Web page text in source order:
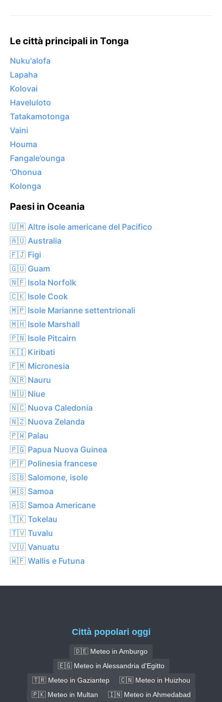
Le città principali in Tonga
Nuku'alofa
Lapaha
Kolovai
Haveluloto
Tatakamotonga
Vaini
Houma
Fangale’ounga
‘Ohonua
Kolonga
Paesi in Oceania
🇺🇲 Altre isole americane del Pacifico
🇦🇺 Australia
🇫🇯 Figi
🇬🇺 Guam
🇳🇫 Isola Norfolk
🇨🇰 Isole Cook
🇲🇵 Isole Marianne settentrionali
🇲🇭 Isole Marshall
🇵🇳 Isole Pitcairn
🇰🇮 Kiribati
🇫🇲 Micronesia
🇳🇷 Nauru
🇳🇺 Niue
🇳🇨 Nuova Caledonia
🇳🇿 Nuova Zelanda
🇵🇼 Palau
🇵🇬 Papua Nuova Guinea
🇵🇫 Polinesia francese
🇸🇧 Salomone, isole
🇼🇸 Samoa
🇦🇸 Samoa Americane
🇹🇰 Tokelau
🇹🇻 Tuvalu
🇻🇺 Vanuatu
🇼🇫 Wallis e Futuna
Città popolari oggi
🇩🇪 Meteo in Amburgo
🇪🇬 Meteo in Alessandria d'Egitto
🇹🇷 Meteo in Gaziantep
🇨🇳 Meteo in Huizhou
🇵🇰 Meteo in Multan
🇮🇳 Meteo in Ahmedabad